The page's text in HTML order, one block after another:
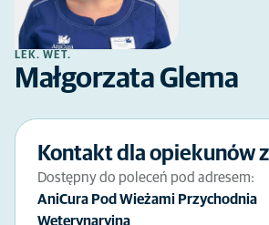
LEK. WET.
Małgorzata Glema
Kontakt dla opiekunów
Dostępny do poleceń pod adresem:
AniCura Pod Wieżami Przychodnia
Weterynaryjna